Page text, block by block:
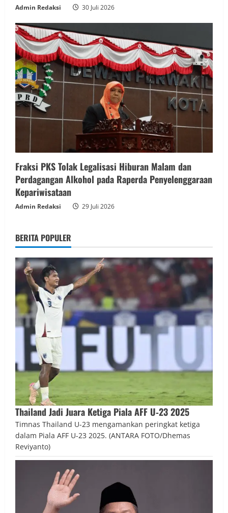
Admin Redaksi 30 Juli 2026
Fraksi PKS Tolak Legalisasi Hiburan Malam dan
Perdagangan Alkohol pada Raperda Penyelenggaraan
Kepariwisataan
Admin Redaksi 29 Juli 2026
BERITA POPULER
Thailand Jadi Juara Ketiga Piala AFF U‑23 2025
Timnas Thailand U-23 mengamankan peringkat ketiga
dalam Piala AFF U-23 2025. (ANTARA FOTO/Dhemas
Reviyanto)